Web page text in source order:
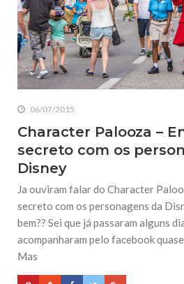
06/07/2015
Character Palooza –
secreto com os
Disney
Ja ouviram falar do Character
secreto com os personagens da
bem?? Sei que já passaram alguns
acompanharam pelo facebook
Mas